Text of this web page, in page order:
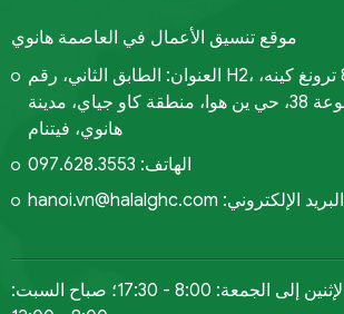
موقع تنسيق الأعمال في العاصمة هانوي
العنوان: الطابق الثاني، رقم H2، حارة 88 ترونغ كينه،
المجموعة 38، حي ين هوا، منطقة كاو جياي، مدينة
هانوي، فيتنام
الهاتف: 097.628.3553
hanoi.vn@halalghc.com :البريد الإلكتروني
ساعات العمل: من الإثنين إلى الجمعة: 8:00 - 17:30؛ صباح السبت: